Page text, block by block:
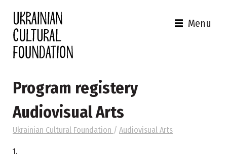
Menu
Program registery
Audiovisual Arts
Ukrainian Cultural Foundation / Audiovisual Arts
1.